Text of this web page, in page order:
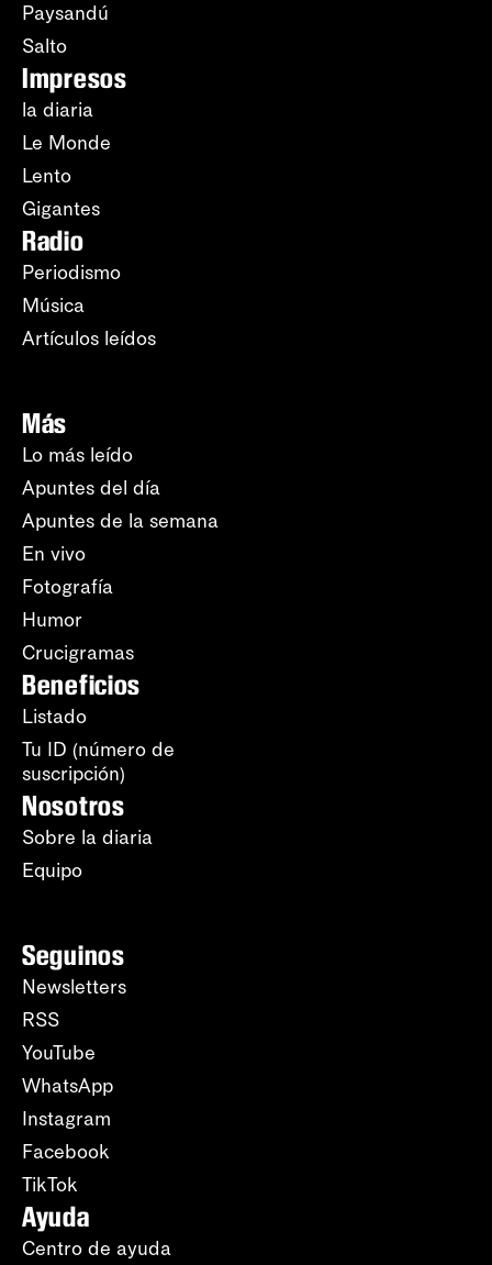
Paysandú
Salto
Impresos
la diaria
Le Monde
Lento
Gigantes
Radio
Periodismo
Música
Artículos leídos
Más
Lo más leído
Apuntes del día
Apuntes de la semana
En vivo
Fotografía
Humor
Crucigramas
Beneficios
Listado
Tu ID (número de
suscripción)
Nosotros
Sobre la diaria
Equipo
Seguinos
Newsletters
RSS
YouTube
WhatsApp
Instagram
Facebook
TikTok
Ayuda
Centro de ayuda